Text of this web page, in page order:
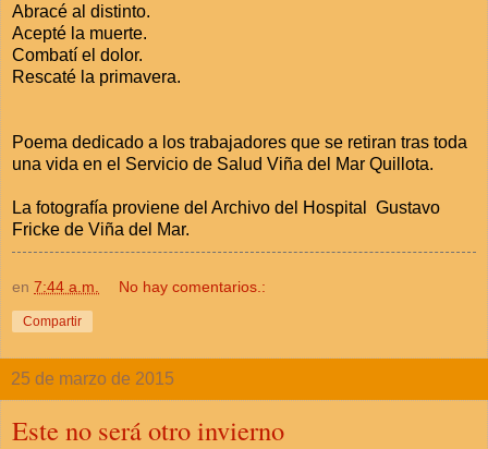
Abracé al distinto.
Acepté la muerte.
Combatí el dolor.
Rescaté la primavera.
Poema dedicado a los trabajadores que se retiran tras toda
una vida en el Servicio de Salud Viña del Mar Quillota.
La fotografía proviene del Archivo del Hospital Gustavo
Fricke de Viña del Mar.
en 7:44 a.m. No hay comentarios.:
Compartir
25 de marzo de 2015
Este no será otro invierno